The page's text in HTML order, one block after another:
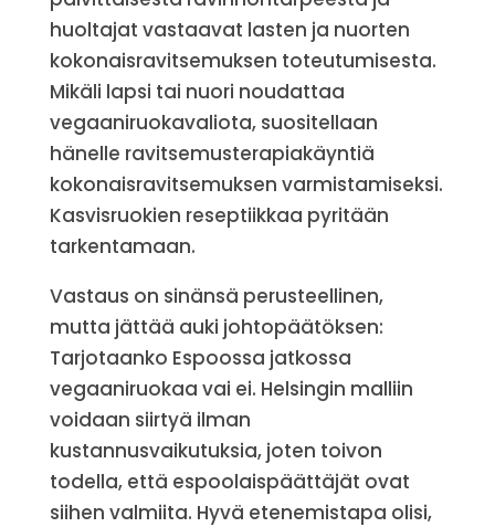
huoltajat vastaavat lasten ja nuorten
kokonaisravitsemuksen toteutumisesta.
Mikäli lapsi tai nuori noudattaa
vegaaniruokavaliota, suositellaan
hänelle ravitsemusterapiakäyntiä
kokonaisravitsemuksen varmistamiseksi.
Kasvisruokien reseptiikkaa pyritään
tarkentamaan.
Vastaus on sinänsä perusteellinen,
mutta jättää auki johtopäätöksen:
Tarjotaanko Espoossa jatkossa
vegaaniruokaa vai ei. Helsingin malliin
voidaan siirtyä ilman
kustannusvaikutuksia, joten toivon
todella, että espoolaispäättäjät ovat
siihen valmiita. Hyvä etenemistapa olisi,